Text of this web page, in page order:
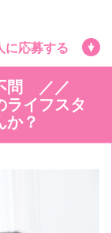
に応募する
問 ／／
ライフスタ
か？